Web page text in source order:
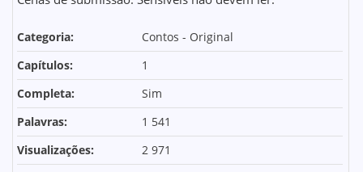
Categoria:
Contos - Original
Capítulos:
1
Completa:
Sim
Palavras:
1 541
Visualizações:
2 971